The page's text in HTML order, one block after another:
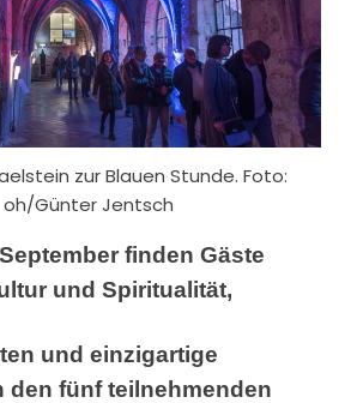
zur Blauen Stunde. Foto:
oh/Günter Jentsch
finden Gäste
und Spiritualität,
und einzigartige
den fünf teilnehmenden